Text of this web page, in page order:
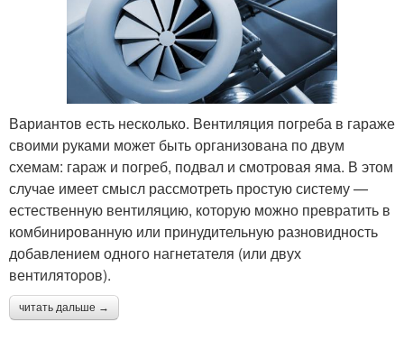
Вариантов есть несколько. Вентиляция погреба в гараже
своими руками может быть организована по двум
схемам: гараж и погреб, подвал и смотровая яма. В этом
случае имеет смысл рассмотреть простую систему —
естественную вентиляцию, которую можно превратить в
комбинированную или принудительную разновидность
добавлением одного нагнетателя (или двух
вентиляторов).
читать дальше →